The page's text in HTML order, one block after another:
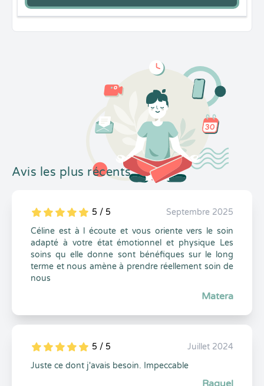
Avis les plus récents
5
1
5
0 5 / 5
Septembre 2025
Céline est à l écoute et vous oriente vers le soin
adapté à votre état émotionnel et physique Les
soins qu elle donne sont bénéfiques sur le long
terme et nous amène à prendre réellement soin de
nous
Matera
5
1
5
0 5 / 5
Juillet 2024
Juste ce dont j'avais besoin. Impeccable
Raquel